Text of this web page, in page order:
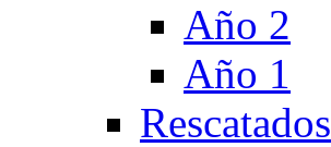
Año 2
Año 1
Rescatados